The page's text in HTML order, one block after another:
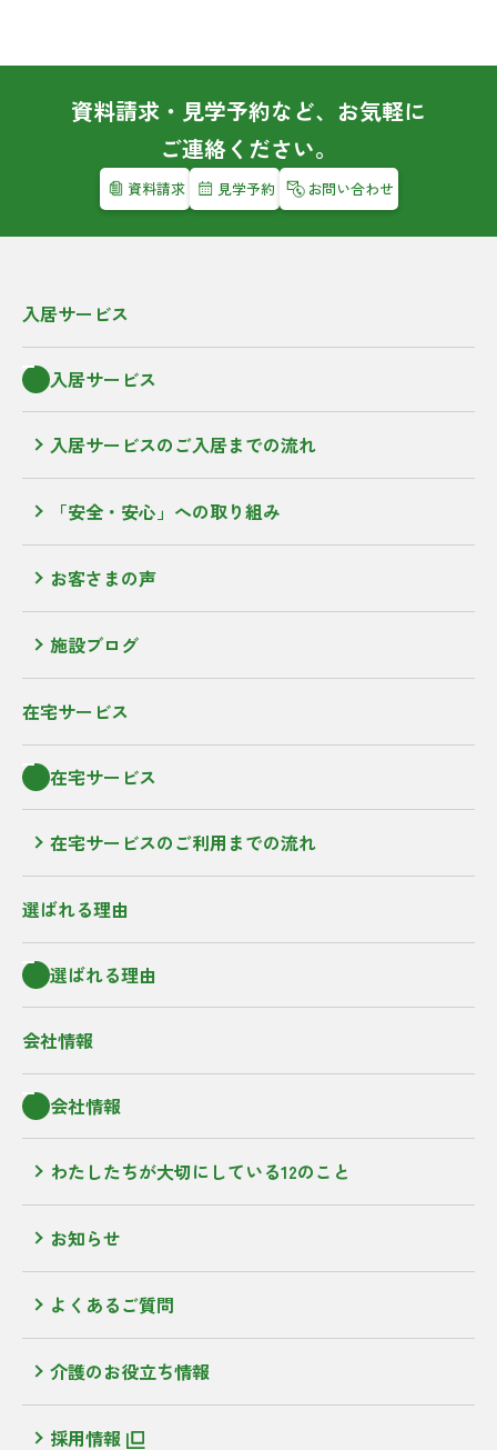
資料請求・見学予約など、お気軽に
ご連絡ください。
資料請求 見学予約 お問い合わせ
入居サービス
入居サービス
入居サービスのご入居までの流れ
「安全・安心」への取り組み
お客さまの声
施設ブログ
在宅サービス
在宅サービス
在宅サービスのご利用までの流れ
選ばれる理由
選ばれる理由
会社情報
会社情報
わたしたちが大切にしている12のこと
お知らせ
よくあるご質問
介護のお役立ち情報
採用情報